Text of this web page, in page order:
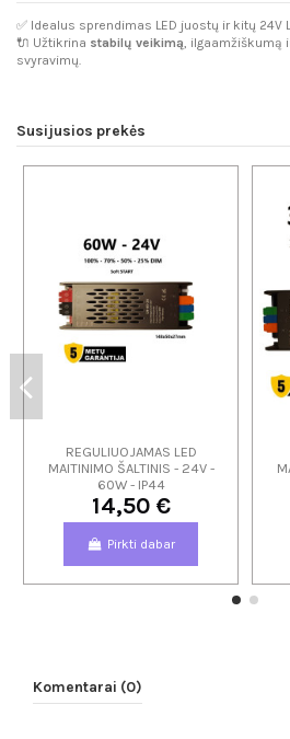
✅ Idealus sprendimas LED juostų ir kitų 24V
🔌 Užtikrina stabilų veikimą ,
svyravimų.
Susijusios prekės
REGULIUOJAMAS LED
MAITINIMO ŠALTINIS - 24V -
60W - IP44
14,50 €
Pirkti dabar
Komentarai (0)